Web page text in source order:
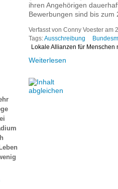
ihren Angehörigen
Bewerbungen sind bis
Verfasst von Conny Voester am
Tags:Ausschreibung
Lokale Allianzen für Menschen
Weiterlesen